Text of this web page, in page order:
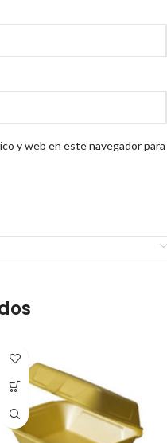
y web en este navegador para